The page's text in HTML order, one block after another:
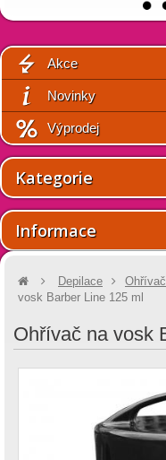
Akce
Novinky
Výprodej
Kategorie
Informace
Depilace
vosk Barber Line 125 ml
Ohřívač na vosk